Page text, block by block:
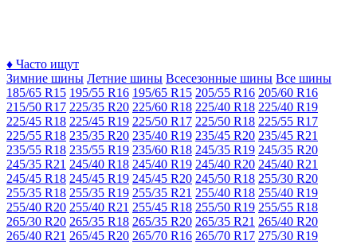
♦ Часто ищут
Зимние шины Летние шины Всесезонные шины Все шины
185/65 R15 195/55 R16 195/65 R15 205/55 R16 205/60 R16
215/50 R17 225/35 R20 225/60 R18 225/40 R18 225/40 R19
225/45 R18 225/45 R19 225/50 R17 225/50 R18 225/55 R17
225/55 R18 235/35 R20 235/40 R19 235/45 R20 235/45 R21
235/55 R18 235/55 R19 235/60 R18 245/35 R19 245/35 R20
245/35 R21 245/40 R18 245/40 R19 245/40 R20 245/40 R21
245/45 R18 245/45 R19 245/45 R20 245/50 R18 255/30 R20
255/35 R18 255/35 R19 255/35 R21 255/40 R18 255/40 R19
255/40 R20 255/40 R21 255/45 R18 255/50 R19 255/55 R18
265/30 R20 265/35 R18 265/35 R20 265/35 R21 265/40 R20
265/40 R21 265/45 R20 265/70 R16 265/70 R17 275/30 R19